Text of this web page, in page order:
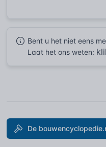
Bent u het niet eens
Laat het ons weten:
De